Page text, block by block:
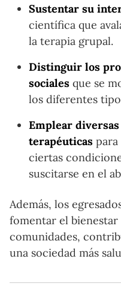
Sustentar su
científica que
la terapia grupal.
Distinguir los
sociales que se
los diferentes
Emplear
terapéuticas
ciertas
suscitarse en el
Además, los
fomentar el
comunidades,
una sociedad más